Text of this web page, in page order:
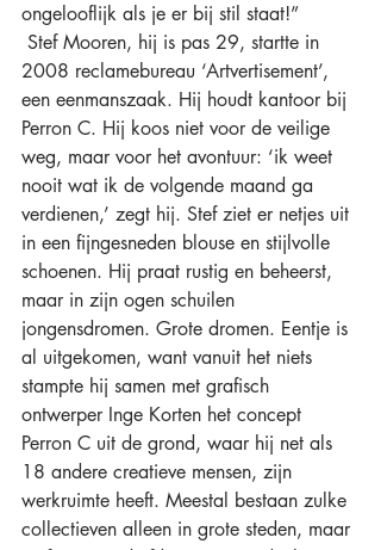
ongelooflijk als je er bij stil staat!”
2008 reclamebureau ‘Artvertisement’,
een eenmanszaak. Hij houdt kantoor bij
Perron C. Hij koos niet voor de veilige
weg, maar voor het avontuur: ‘ik weet
nooit wat ik de volgende maand ga
verdienen,’ zegt hij. Stef ziet er netjes uit
in een fijngesneden blouse en stijlvolle
schoenen. Hij praat rustig en beheerst,
maar in zijn ogen schuilen
jongensdromen. Grote dromen. Eentje is
al uitgekomen, want vanuit het niets
stampte hij samen met grafisch
ontwerper Inge Korten het concept
Perron C uit de grond, waar hij net als
18 andere creatieve mensen, zijn
werkruimte heeft. Meestal bestaan zulke
collectieven alleen in grote steden, maar